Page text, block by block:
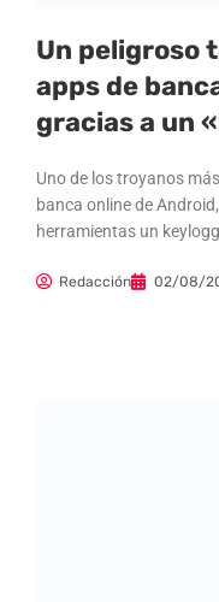
Un peligroso
apps de
gracias a un
Uno de los troyanos
banca online de
herramientas un
Redacción 02/08/